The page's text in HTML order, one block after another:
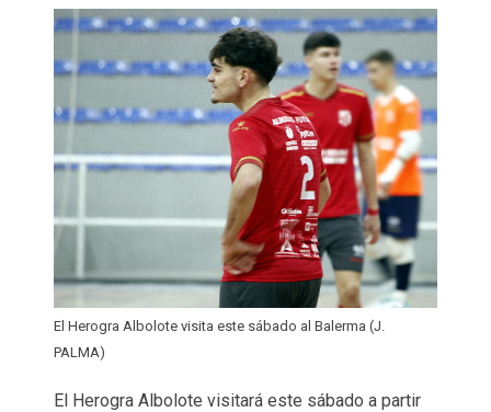
El Herogra Albolote visita este sábado al Balerma (J.
PALMA)
El Herogra Albolote visitará este sábado a partir